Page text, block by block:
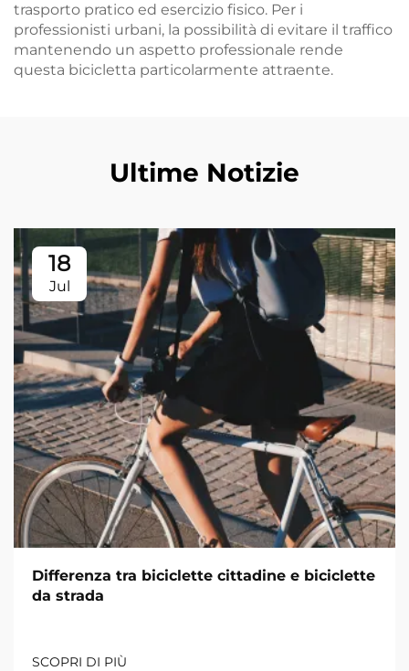
trasporto pratico ed esercizio fisico. Per i
professionisti urbani, la possibilità di evitare il traffico
mantenendo un aspetto professionale rende
questa bicicletta particolarmente attraente.
Ultime Notizie
18
Jul
Differenza tra biciclette cittadine e biciclette
da strada
SCOPRI DI PIÙ